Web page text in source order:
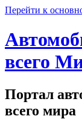
Перейти к
всего
Портал
всего мира